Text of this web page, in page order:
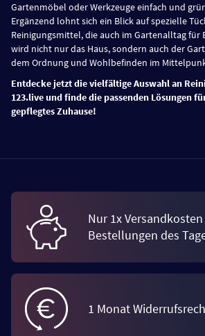
Gartenmöbel oder Werkzeuge einfach und
Ergänzend lohnt sich ein Blick auf spezielle
Reinigungsmittel, die auch im Gartenalltag für
wird nicht nur das Haus, sondern auch der
dem Ordnung und Wohlbefinden im
Entdecke jetzt die vielfältige Auswahl an
123.live und finde die passenden Lösungen
gepflegtes Zuhause!
Nur 1x
Bestellungen des
1 Monat